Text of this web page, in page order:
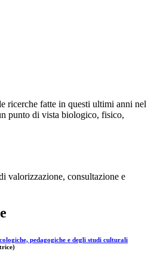
ricerche fatte in questi ultimi anni nel
punto di vista biologico, fisico,
valorizzazione, consultazione e
pedagogiche e degli studi culturali